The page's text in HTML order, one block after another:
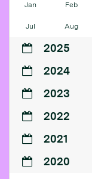
Jan Feb
Jul Aug
2025
2024
2023
2022
2021
2020